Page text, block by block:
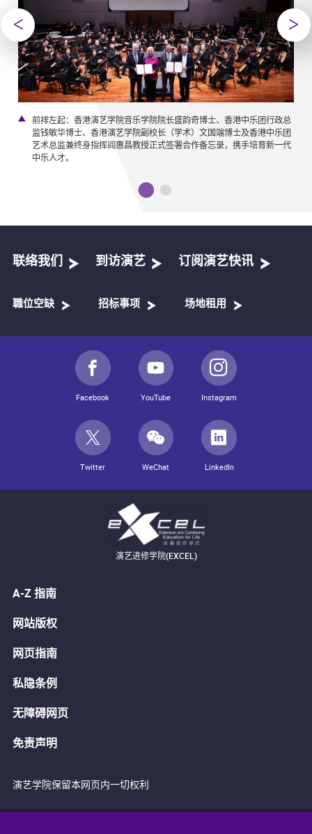
前排左起：香港演艺学院音乐学院院长盛韵奇博士、香港中乐团行政总
监钱敏华博士、香港演艺学院副校长（学术）文国端博士及香港中乐团
艺术总监兼终身指挥阎惠昌教授正式签署合作备忘录，携手培育新一代
中乐人才。
联络我们 到访演艺 订阅演艺快讯
職位空缺 招标事项 场地租用
Facebook YouTube Instagram
Twitter WeChat LinkedIn
演艺进修学院(EXCEL)
A-Z 指南
网站版权
网页指南
私隐条例
无障碍网页
免责声明
演艺学院保留本网页内一切权利